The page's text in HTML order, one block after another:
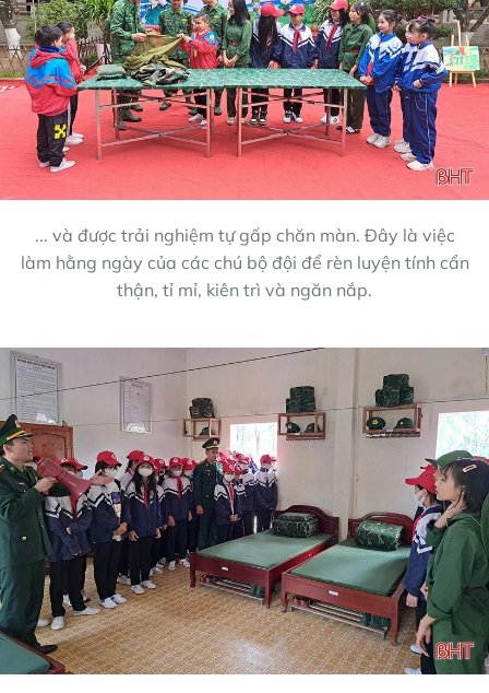
... và được trải nghiệm tự gấp chăn màn. Đây là việc
làm hằng ngày của các chú bộ đội để rèn luyện tính cẩn
thận, tỉ mỉ, kiên trì và ngăn nắp.